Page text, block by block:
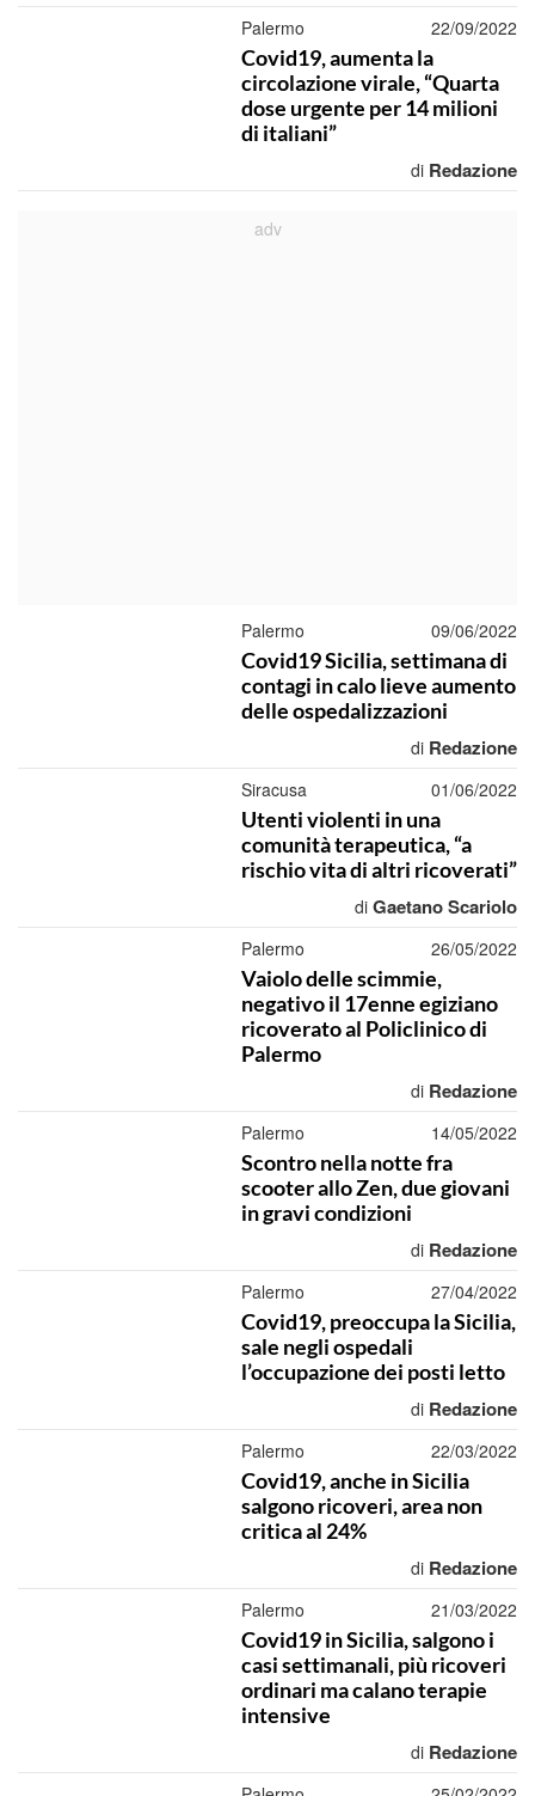
Palermo 22/09/2022
Covid19, aumenta la
circolazione virale, “Quarta
dose urgente per 14 milioni
di italiani”
di Redazione
Palermo 09/06/2022
Covid19 Sicilia, settimana di
contagi in calo lieve aumento
delle ospedalizzazioni
di Redazione
Siracusa 01/06/2022
Utenti violenti in una
comunità terapeutica, “a
rischio vita di altri ricoverati”
di Gaetano Scariolo
Palermo 26/05/2022
Vaiolo delle scimmie,
negativo il 17enne egiziano
ricoverato al Policlinico di
Palermo
di Redazione
Palermo 14/05/2022
Scontro nella notte fra
scooter allo Zen, due giovani
in gravi condizioni
di Redazione
Palermo 27/04/2022
Covid19, preoccupa la Sicilia,
sale negli ospedali
l’occupazione dei posti letto
di Redazione
Palermo 22/03/2022
Covid19, anche in Sicilia
salgono ricoveri, area non
critica al 24%
di Redazione
Palermo 21/03/2022
Covid19 in Sicilia, salgono i
casi settimanali, più ricoveri
ordinari ma calano terapie
intensive
di Redazione